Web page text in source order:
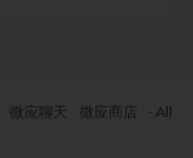
微应聊天 微应商店
- All